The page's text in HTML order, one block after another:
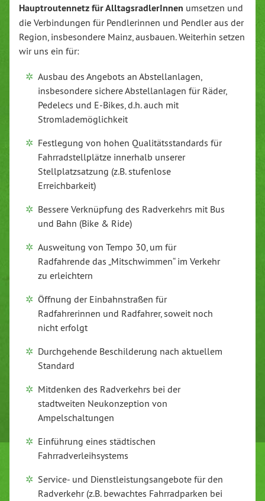
Hauptroutennetz für AlltagsradlerInnen umsetzen und
die Verbindungen für Pendlerinnen und Pendler aus der
Region, insbesondere Mainz, ausbauen. Weiterhin setzen
wir uns ein für:
Ausbau des Angebots an Abstellanlagen,
insbesondere sichere Abstellanlagen für Räder,
Pedelecs und E-Bikes, d.h. auch mit
Stromlademöglichkeit
Festlegung von hohen Qualitätsstandards für
Fahrradstellplätze innerhalb unserer
Stellplatzsatzung (z.B. stufenlose
Erreichbarkeit)
Bessere Verknüpfung des Radverkehrs mit Bus
und Bahn (Bike & Ride)
Ausweitung von Tempo 30, um für
Radfahrende das „Mitschwimmen“ im Verkehr
zu erleichtern
Öffnung der Einbahnstraßen für
Radfahrerinnen und Radfahrer, soweit noch
nicht erfolgt
Durchgehende Beschilderung nach aktuellem
Standard
Mitdenken des Radverkehrs bei der
stadtweiten Neukonzeption von
Ampelschaltungen
Einführung eines städtischen
Fahrradverleihsystems
Service- und Dienstleistungsangebote für den
Radverkehr (z.B. bewachtes Fahrradparken bei